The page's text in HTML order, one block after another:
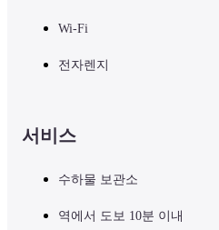
Wi-Fi
전자렌지
서비스
수하물 보관소
역에서 도보 10분 이내